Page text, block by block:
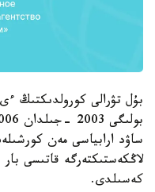
بۇل تۋرالى كورولدىكتىڭ
ساۋد ارابياسى مەن
لاڭكەستىكتەرگە قاتىسى
كەسىلدى.